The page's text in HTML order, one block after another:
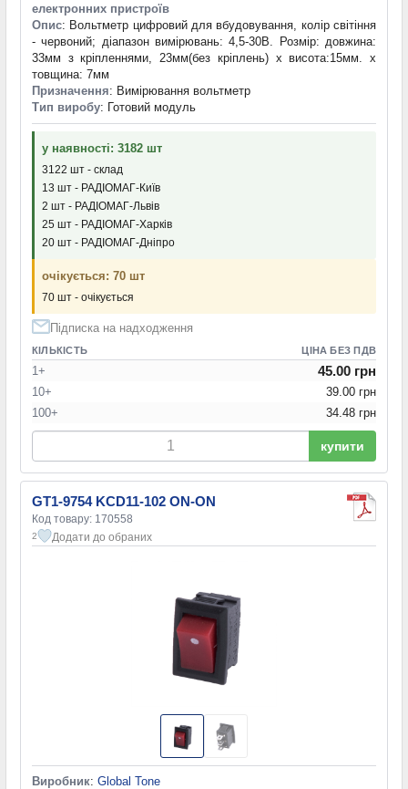
електронних пристроїв
Опис: Вольтметр цифровий для вбудовування, колір світіння
- червоний; діапазон вимірювань: 4,5-30В. Розмір: довжина:
33мм з кріпленнями, 23мм(без кріплень) x висота:15мм. x
товщина: 7мм
Призначення: Вимірювання вольтметр
Тип виробу: Готовий модуль
у наявності: 3182 шт
3122 шт - склад
13 шт - РАДІОМАГ-Київ
2 шт - РАДІОМАГ-Львів
25 шт - РАДІОМАГ-Харків
20 шт - РАДІОМАГ-Дніпро
очікується: 70 шт
70 шт - очікується
Підписка на надходження
КІЛЬКІСТЬ ЦІНА БЕЗ ПДВ
1+ 45.00 грн
10+
39.00 грн
100+
34.48 грн
купити
GT1-9754 KCD11-102 ON-ON
Код товару: 170558
2 Додати до обраних
Виробник: Global Tone